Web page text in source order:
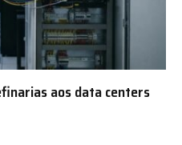
aos data centers